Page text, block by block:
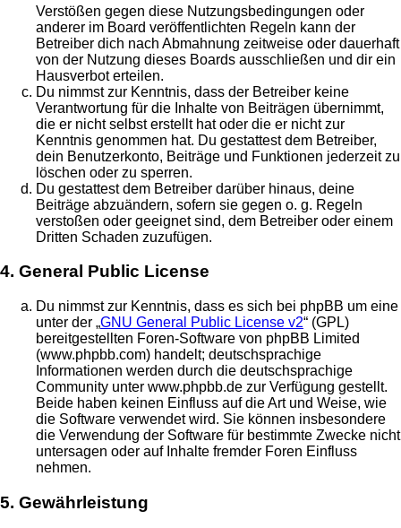
Verstößen gegen diese Nutzungsbedingungen oder
anderer im Board veröffentlichten Regeln kann der
Betreiber dich nach Abmahnung zeitweise oder dauerhaft
von der Nutzung dieses Boards ausschließen und dir ein
Hausverbot erteilen.
Du nimmst zur Kenntnis, dass der Betreiber keine
Verantwortung für die Inhalte von Beiträgen übernimmt,
die er nicht selbst erstellt hat oder die er nicht zur
Kenntnis genommen hat. Du gestattest dem Betreiber,
dein Benutzerkonto, Beiträge und Funktionen jederzeit zu
löschen oder zu sperren.
Du gestattest dem Betreiber darüber hinaus, deine
Beiträge abzuändern, sofern sie gegen o. g. Regeln
verstoßen oder geeignet sind, dem Betreiber oder einem
Dritten Schaden zuzufügen.
4. General Public License
Du nimmst zur Kenntnis, dass es sich bei phpBB um eine
unter der „GNU General Public License v2“ (GPL)
bereitgestellten Foren-Software von phpBB Limited
(www.phpbb.com) handelt; deutschsprachige
Informationen werden durch die deutschsprachige
Community unter www.phpbb.de zur Verfügung gestellt.
Beide haben keinen Einfluss auf die Art und Weise, wie
die Software verwendet wird. Sie können insbesondere
die Verwendung der Software für bestimmte Zwecke nicht
untersagen oder auf Inhalte fremder Foren Einfluss
nehmen.
5. Gewährleistung